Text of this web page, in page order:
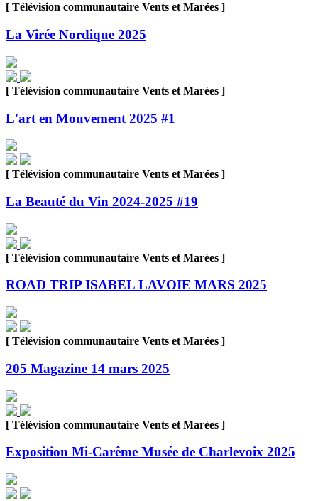
[ Télévision communautaire Vents et Marées ]
La Virée Nordique 2025
[ Télévision communautaire Vents et Marées ]
L'art en Mouvement 2025 #1
[ Télévision communautaire Vents et Marées ]
La Beauté du Vin 2024-2025 #19
[ Télévision communautaire Vents et Marées ]
ROAD TRIP ISABEL LAVOIE MARS 2025
[ Télévision communautaire Vents et Marées ]
205 Magazine 14 mars 2025
[ Télévision communautaire Vents et Marées ]
Exposition Mi-Carême Musée de Charlevoix 2025